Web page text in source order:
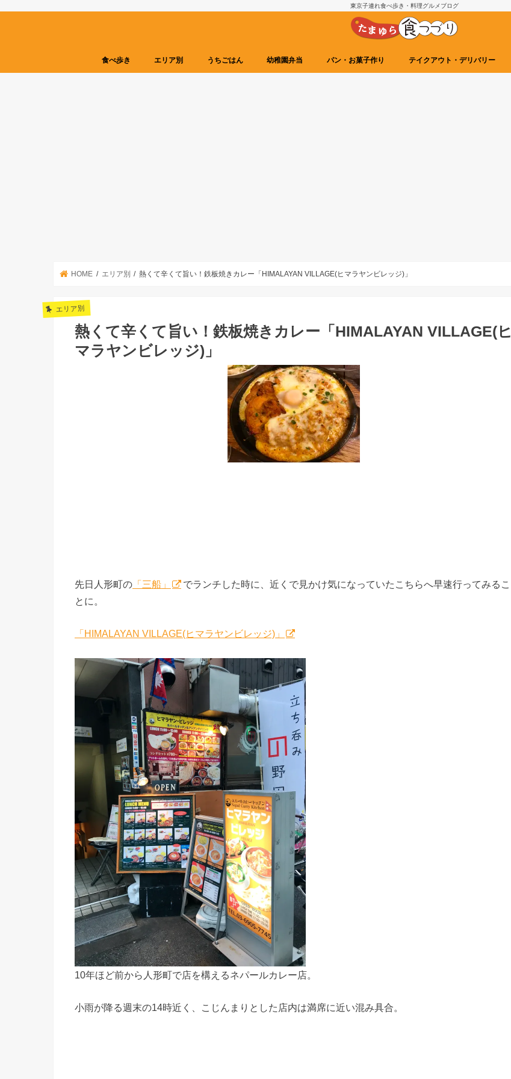
東京子連れ食べ歩き・料理グルメブログ
食べ歩き エリア別 うちごはん 幼稚園弁当 パン・お菓子作り テイクアウト・デリバリー
HOME エリア別 熱くて辛くて旨い！鉄板焼きカレー「HIMALAYAN VILLAGE(ヒマラヤンビレッジ)」
エリア別
熱くて辛くて旨い！鉄板焼きカレー「HIMALAYAN VILLAGE(ヒ
マラヤンビレッジ)」
先日人形町の 「三船」
でランチした時に、近くで見かけ気になっていたこちらへ早速行ってみるこ
とに。
「HIMALAYAN VILLAGE(ヒマラヤンビレッジ)」
10年ほど前から人形町で店を構えるネパールカレー店。
小雨が降る週末の14時近く、こじんまりとした店内は満席に近い混み具合。